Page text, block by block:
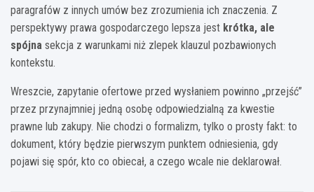
paragrafów z innych umów bez zrozumienia ich znaczenia. Z
perspektywy prawa gospodarczego lepsza jest krótka, ale
spójna sekcja z warunkami niż zlepek klauzul pozbawionych
kontekstu.
Wreszcie, zapytanie ofertowe przed wysłaniem powinno „przejść”
przez przynajmniej jedną osobę odpowiedzialną za kwestie
prawne lub zakupy. Nie chodzi o formalizm, tylko o prosty fakt: to
dokument, który będzie pierwszym punktem odniesienia, gdy
pojawi się spór, kto co obiecał, a czego wcale nie deklarował.